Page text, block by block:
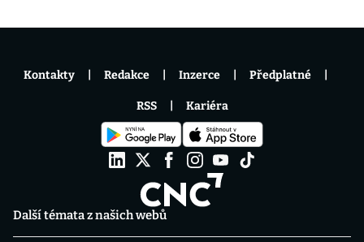
Další témata z našich webů
Kontakty Redakce Inzerce Předplatné
RSS Kariéra